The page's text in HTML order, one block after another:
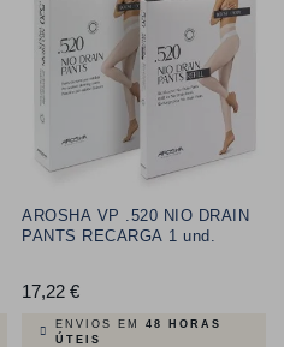
AROSHA VP .520 NIO DRAIN
PANTS RECARGA 1 und.
17,22 €Preço
ENVIOS EM 48 HORAS
ÚTEIS